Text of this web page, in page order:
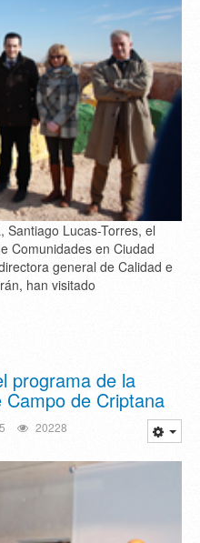
Santiago Lucas-Torres, el
Comunidades en Ciudad
general de Calidad e
han visitado
programa de la
de Criptana
20228